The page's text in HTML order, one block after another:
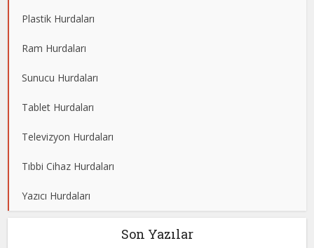
Plastik Hurdaları
Ram Hurdaları
Sunucu Hurdaları
Tablet Hurdaları
Televizyon Hurdaları
Tıbbi Cihaz Hurdaları
Yazıcı Hurdaları
Son Yazılar